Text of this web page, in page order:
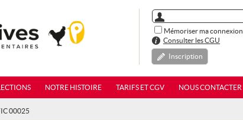
Mémoriser ma connexion
Consulter les CGU
Inscription
NOTRE HISTOIRE TARIFS ET CGV NOUS CONTACTER
00025